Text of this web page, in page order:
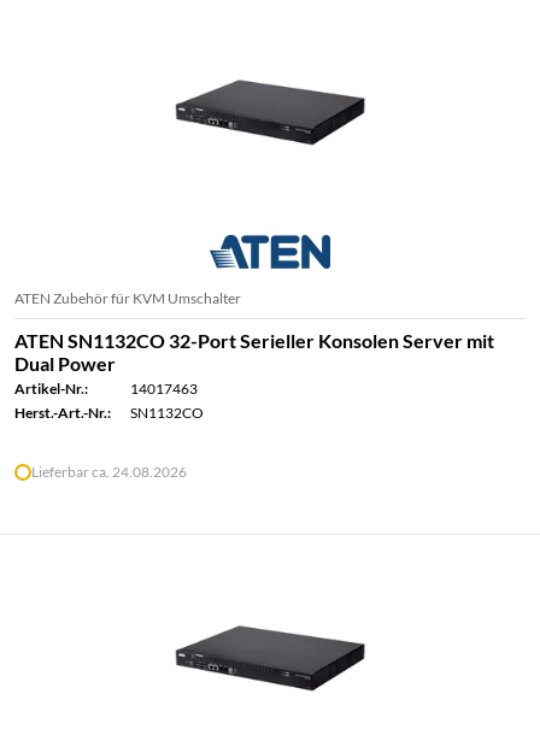
ATEN Zubehör für KVM Umschalter
ATEN SN1132CO 32-Port Serieller Konsolen Server mit
Dual Power
Artikel-Nr.:
14017463
Herst.-Art.-Nr.:
SN1132CO
Lieferbar ca. 24.08.2026